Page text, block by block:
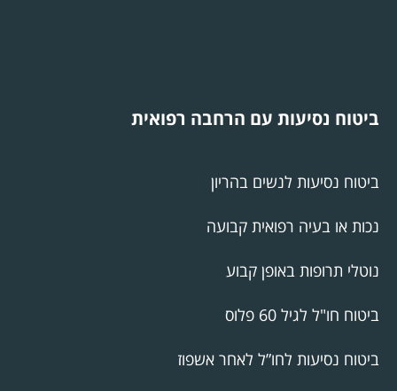
ביטוח נסיעות עם הרחבה רפואית
ביטוח נסיעות לנשים בהריון
נכות או בעיה רפואית קבועה
נוטלי תרופות באופן קבוע
ביטוח חו"ל לגיל 60 פלוס
ביטוח נסיעות לחו”ל לאחר אשפוז